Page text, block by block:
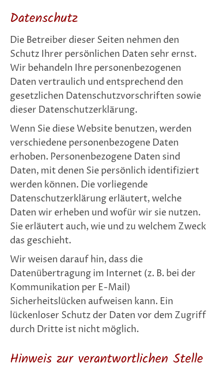
Datenschutz
Die Betreiber dieser Seiten nehmen den
Schutz Ihrer persönlichen Daten sehr ernst.
Wir behandeln Ihre personenbezogenen
Daten vertraulich und entsprechend den
gesetzlichen Datenschutzvorschriften sowie
dieser Datenschutzerklärung.
Wenn Sie diese Website benutzen, werden
verschiedene personenbezogene Daten
erhoben. Personenbezogene Daten sind
Daten, mit denen Sie persönlich identifiziert
werden können. Die vorliegende
Datenschutzerklärung erläutert, welche
Daten wir erheben und wofür wir sie nutzen.
Sie erläutert auch, wie und zu welchem Zweck
das geschieht.
Wir weisen darauf hin, dass die
Datenübertragung im Internet (z. B. bei der
Kommunikation per E-Mail)
Sicherheitslücken aufweisen kann. Ein
lückenloser Schutz der Daten vor dem Zugriff
durch Dritte ist nicht möglich.
Hinweis zur verantwortlichen Stelle